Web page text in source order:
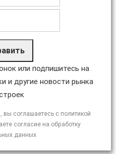
или подпишитесь на
и другие новости рынка
вы соглашаетесь с политикой
согласие на обработку
данных